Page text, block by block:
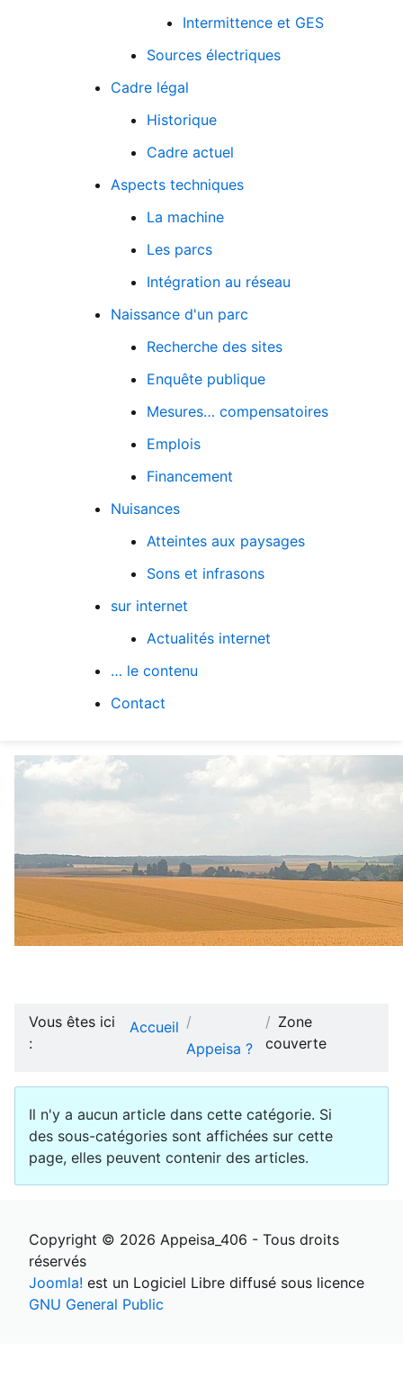
Intermittence et GES
Sources électriques
Cadre légal
Historique
Cadre actuel
Aspects techniques
La machine
Les parcs
Intégration au réseau
Naissance d'un parc
Recherche des sites
Enquête publique
Mesures… compensatoires
Emplois
Financement
Nuisances
Atteintes aux paysages
Sons et infrasons
sur internet
Actualités internet
… le contenu
Contact
Vous êtes ici
:
Accueil
Appeisa ?
Zone
couverte
Information
Il n'y a aucun article dans cette catégorie. Si
des sous-catégories sont affichées sur cette
page, elles peuvent contenir des articles.
Copyright © 2026 Appeisa_406 - Tous droits
réservés
Joomla! est un Logiciel Libre diffusé sous licence
GNU General Public